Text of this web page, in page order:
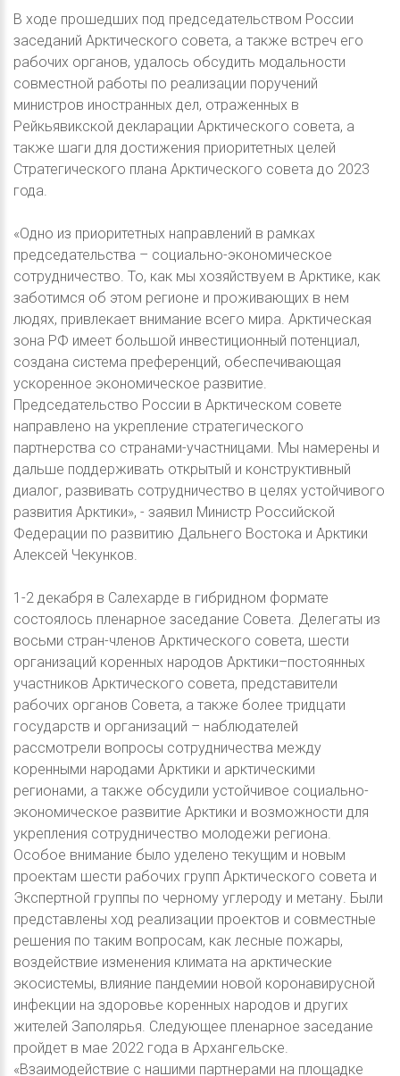
В ходе прошедших под председательством России
заседаний Арктического совета, а также встреч его
рабочих органов, удалось обсудить модальности
совместной работы по реализации поручений
министров иностранных дел, отраженных в
Рейкьявикской декларации Арктического совета, а
также шаги для достижения приоритетных целей
Стратегического плана Арктического совета до 2023
года.
«Одно из приоритетных направлений в рамках
председательства – социально-экономическое
сотрудничество. То, как мы хозяйствуем в Арктике, как
заботимся об этом регионе и проживающих в нем
людях, привлекает внимание всего мира. Арктическая
зона РФ имеет большой инвестиционный потенциал,
создана система преференций, обеспечивающая
ускоренное экономическое развитие.
Председательство России в Арктическом совете
направлено на укрепление стратегического
партнерства со странами-участницами. Мы намерены и
дальше поддерживать открытый и конструктивный
диалог, развивать сотрудничество в целях устойчивого
развития Арктики», - заявил Министр Российской
Федерации по развитию Дальнего Востока и Арктики
Алексей Чекунков.
1-2 декабря в Салехарде в гибридном формате
состоялось пленарное заседание Совета. Делегаты из
восьми стран-членов Арктического совета, шести
организаций коренных народов Арктики–постоянных
участников Арктического совета, представители
рабочих органов Совета, а также более тридцати
государств и организаций – наблюдателей
рассмотрели вопросы сотрудничества между
коренными народами Арктики и арктическими
регионами, а также обсудили устойчивое социально-
экономическое развитие Арктики и возможности для
укрепления сотрудничество молодежи региона.
Особое внимание было уделено текущим и новым
проектам шести рабочих групп Арктического совета и
Экспертной группы по черному углероду и метану. Были
представлены ход реализации проектов и совместные
решения по таким вопросам, как лесные пожары,
воздействие изменения климата на арктические
экосистемы, влияние пандемии новой коронавирусной
инфекции на здоровье коренных народов и других
жителей Заполярья. Следующее пленарное заседание
пройдет в мае 2022 года в Архангельске.
«Взаимодействие с нашими партнерами на площадке